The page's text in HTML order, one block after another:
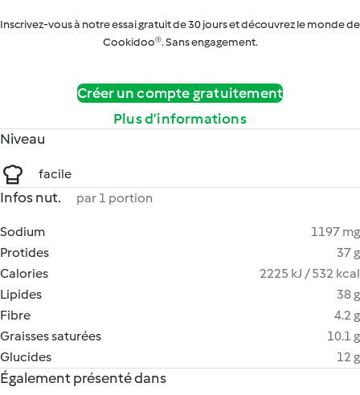
Inscrivez-vous à notre essai gratuit de 30 jours et découvrez le monde de
Cookidoo®. Sans engagement.
Créer un compte gratuitement
Plus d’informations
Niveau
facile
Infos nut. par 1 portion
Sodium
1197 mg
Protides
37 g
Calories
2225 kJ / 532 kcal
Lipides
38 g
Fibre
4.2 g
Graisses saturées
10.1 g
Glucides
12 g
Également présenté dans